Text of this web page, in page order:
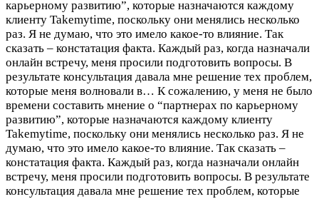
карьерному развитию”, которые назначаются каждому
клиенту Takemytime, поскольку они менялись несколько
раз. Я не думаю, что это имело какое-то влияние. Так
сказать – констатация факта. Каждый раз, когда назначали
онлайн встречу, меня просили подготовить вопросы. В
результате консультация давала мне решение тех проблем,
которые меня волновали в… К сожалению, у меня не было
времени составить мнение о “партнерах по карьерному
развитию”, которые назначаются каждому клиенту
Takemytime, поскольку они менялись несколько раз. Я не
думаю, что это имело какое-то влияние. Так сказать –
констатация факта. Каждый раз, когда назначали онлайн
встречу, меня просили подготовить вопросы. В результате
консультация давала мне решение тех проблем, которые